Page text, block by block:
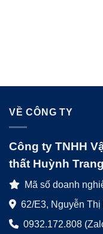
VỀ CÔNG TY
Công ty TNHH
thất Huỳnh Trang
Mã số doanh
62/E3, Nguyễn
0932.172.808